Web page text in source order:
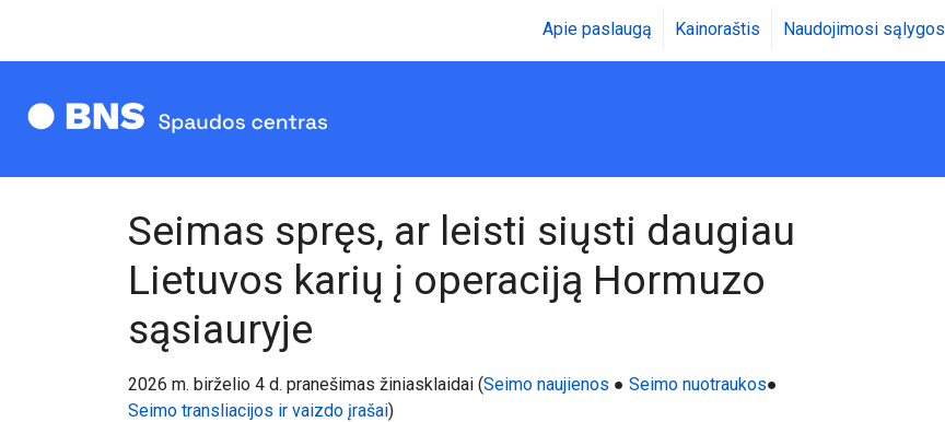
Apie paslaugą Kainoraštis Naudojimosi sąlygos
Seimas spręs, ar leisti siųsti daugiau
Lietuvos karių į operaciją Hormuzo
sąsiauryje
2026 m. birželio 4 d. pranešimas žiniasklaidai (Seimo naujienos ● Seimo nuotraukos●
Seimo transliacijos ir vaizdo įrašai)